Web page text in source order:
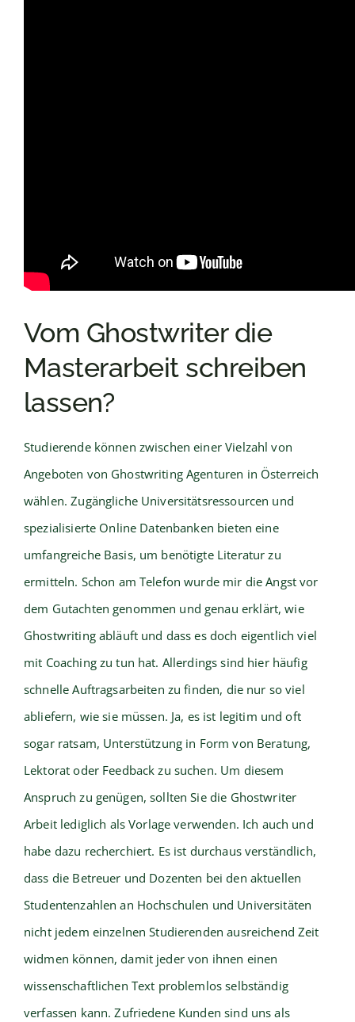
Vom Ghostwriter die
Masterarbeit schreiben
lassen?
Studierende können zwischen einer Vielzahl von
Angeboten von Ghostwriting Agenturen in Österreich
wählen. Zugängliche Universitätsressourcen und
spezialisierte Online Datenbanken bieten eine
umfangreiche Basis, um benötigte Literatur zu
ermitteln. Schon am Telefon wurde mir die Angst vor
dem Gutachten genommen und genau erklärt, wie
Ghostwriting abläuft und dass es doch eigentlich viel
mit Coaching zu tun hat. Allerdings sind hier häufig
schnelle Auftragsarbeiten zu finden, die nur so viel
abliefern, wie sie müssen. Ja, es ist legitim und oft
sogar ratsam, Unterstützung in Form von Beratung,
Lektorat oder Feedback zu suchen. Um diesem
Anspruch zu genügen, sollten Sie die Ghostwriter
Arbeit lediglich als Vorlage verwenden. Ich auch und
habe dazu recherchiert. Es ist durchaus verständlich,
dass die Betreuer und Dozenten bei den aktuellen
Studentenzahlen an Hochschulen und Universitäten
nicht jedem einzelnen Studierenden ausreichend Zeit
widmen können, damit jeder von ihnen einen
wissenschaftlichen Text problemlos selbständig
verfassen kann. Zufriedene Kunden sind uns als